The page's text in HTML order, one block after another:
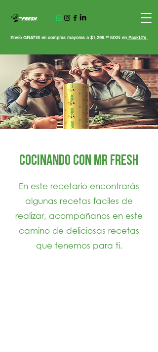
Envío GRATIS en compras mayores a $1,299.ºº MXN en PackLife
COCINANDO CON MR FRESH
En este recetario encontrarás
algunas recetas faciles de
realizar, acompañanos en este
camino de deliciosas recetas
que tenemos para ti.